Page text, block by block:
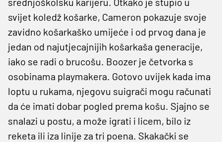
svijet koledž košarke, Cameron pokazuje svoje
zavidno košarkaško umijeće i od prvog dana je
jedan od najutjecajnijih košarkaša generacije,
iako se radi o brucošu. Boozer je četvorka s
osobinama playmakera. Gotovo uvijek kada ima
loptu u rukama, njegovu suigrači mogu računati
da će imati dobar pogled prema košu. Sjajno se
snalazi u postu, a može igrati i licem, bilo iz
reketa ili iza linije za tri poena. Skakački se